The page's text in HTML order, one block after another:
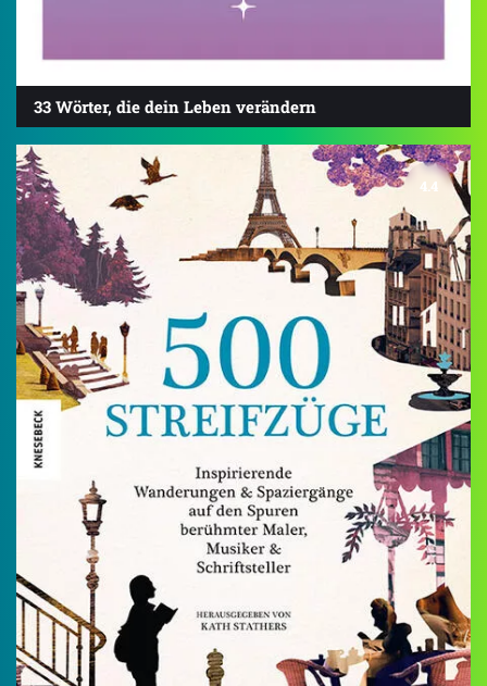
33 Wörter, die dein Leben verändern
4.4